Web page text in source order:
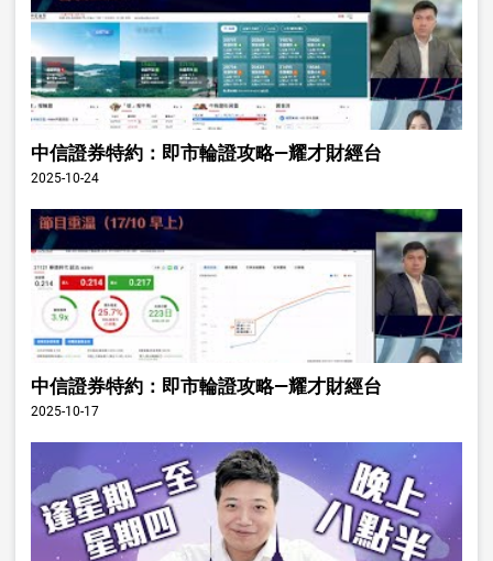
中信證券特約：即市輪證攻略—耀才財經台
2025-10-24
中信證券特約：即市輪證攻略—耀才財經台
2025-10-17